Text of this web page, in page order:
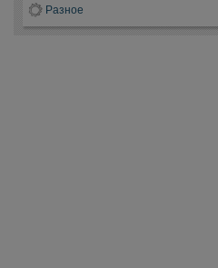
Разное